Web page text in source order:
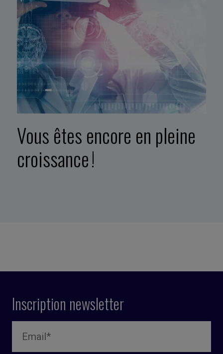
Vous êtes encore en pleine
croissance !
Inscription newsletter